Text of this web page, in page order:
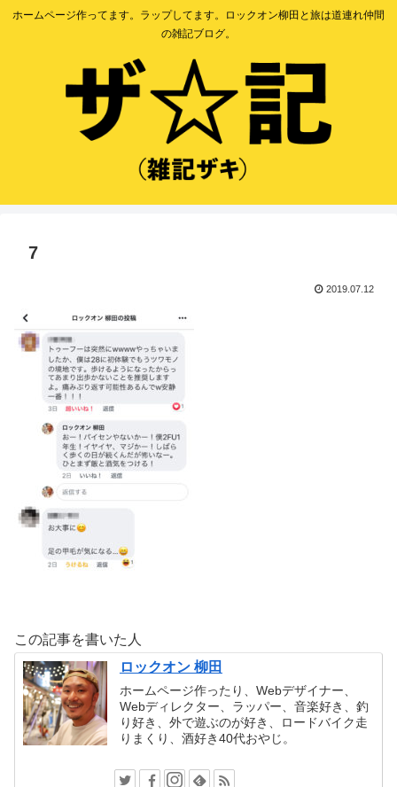
ホームページ作ってます。ラップしてます。ロックオン柳田と旅は道連れ仲間
の雑記ブログ。
7
2019.07.12
この記事を書いた人
ロックオン 柳田
ホームページ作ったり、Webデザイナー、
Webディレクター、ラッパー、音楽好き、釣
り好き、外で遊ぶのが好き、ロードバイク走
りまくり、酒好き40代おやじ。